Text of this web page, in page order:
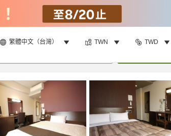
繁體中文（台灣） TWN TWD